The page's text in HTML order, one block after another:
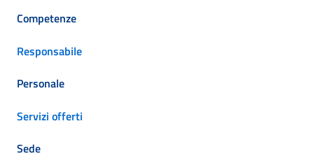
Competenze
Responsabile
Personale
Servizi offerti
Sede